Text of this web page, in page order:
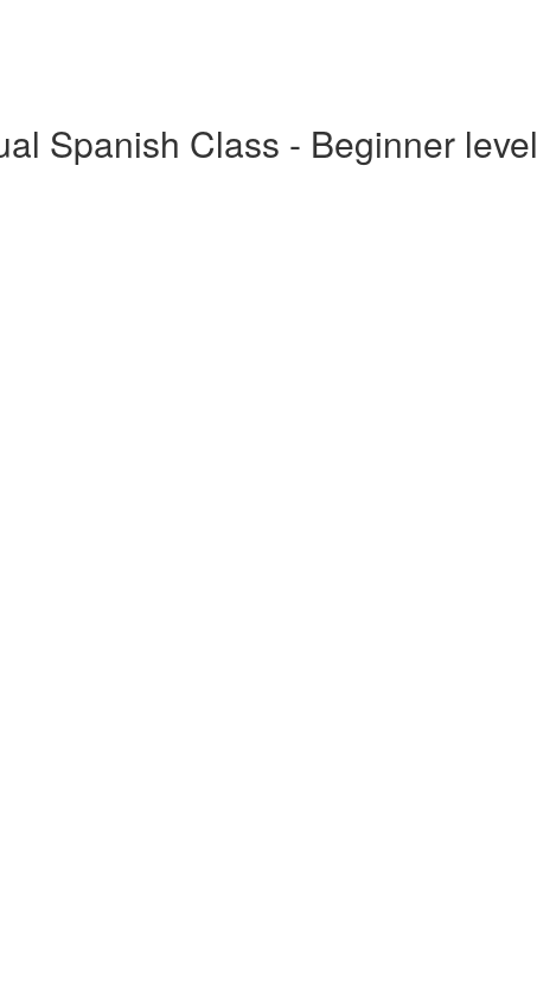
Spanish Class - Beginner level